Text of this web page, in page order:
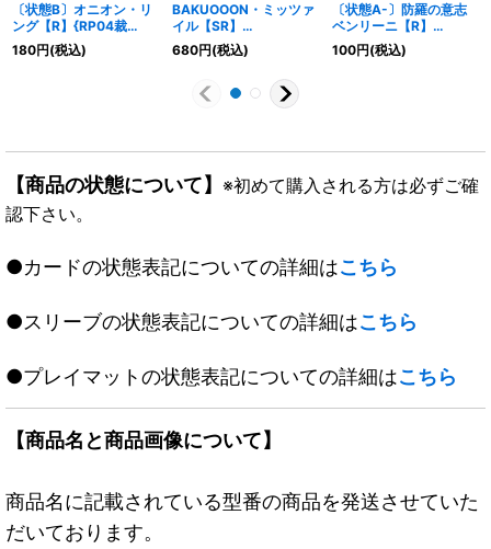
〔状態B〕オニオン・リ
ング【R】{RP04裁
26/93}《自然》
180円(税込)
BAKUOOON・ミッツァ
イル【SR】
{RP09S9/S12}《火》
680円(税込)
〔状態A-〕防羅の意志
ベンリーニ【R】
{RP1213/104}《GR》
100円(税込)
【商品の状態について】 ※初めて購入される方は必ずご確
認下さい。
●カードの状態表記についての詳細はこちら
●スリーブの状態表記についての詳細はこちら
●プレイマットの状態表記についての詳細はこちら
【商品名と商品画像について】
商品名に記載されている型番の商品を発送させていた
だいております。